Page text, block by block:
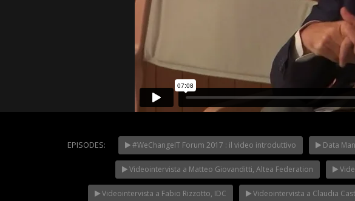
NOW PLAYING
WeChangeIT Forum
2023 – Il Made in Italy
secondo Giulio Sapelli
EPISODES: #WeChangeIT Forum 2017 : il video introduttivo Data
Videointervista a Matteo Giovanditti, Altea Federation
Videointervista a Fabio Rizzotto, IDC Videointervista a Claudia